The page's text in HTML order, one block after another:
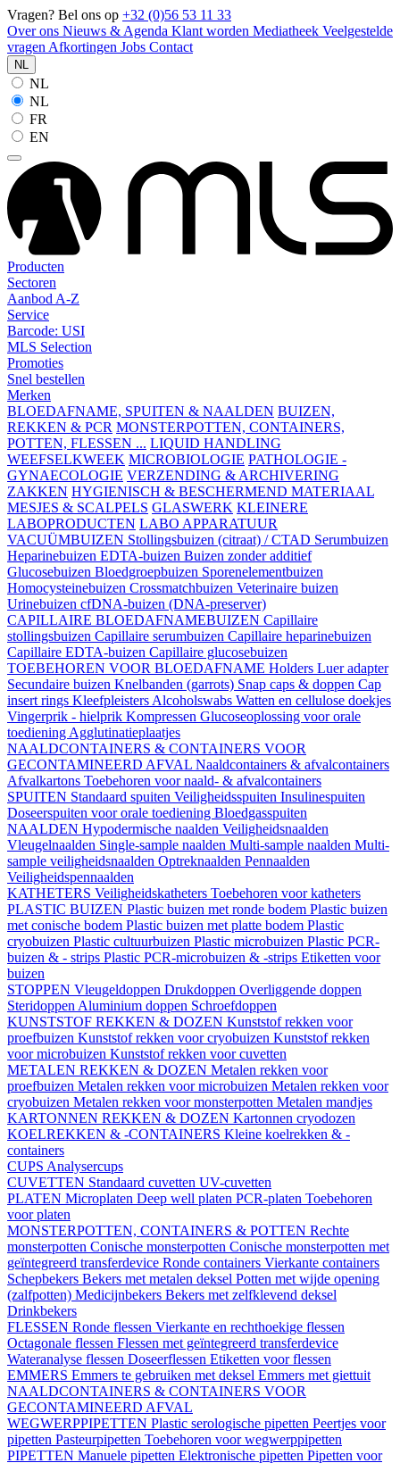
Vragen? Bel ons op +32 (0)56 53 11 33
Over ons Nieuws & Agenda Klant worden Mediatheek Veelgestelde
vragen Afkortingen Jobs Contact
NL
NL
NL
FR
EN
Producten
Sectoren
Aanbod A-Z
Service
Barcode: USI
MLS Selection
Promoties
Snel bestellen
Merken
BLOEDAFNAME, SPUITEN & NAALDEN BUIZEN,
REKKEN & PCR MONSTERPOTTEN, CONTAINERS,
POTTEN, FLESSEN ... LIQUID HANDLING
WEEFSELKWEEK MICROBIOLOGIE PATHOLOGIE -
GYNAECOLOGIE VERZENDING & ARCHIVERING
ZAKKEN HYGIENISCH & BESCHERMEND MATERIAAL
MESJES & SCALPELS GLASWERK KLEINERE
LABOPRODUCTEN LABO APPARATUUR
VACUÜMBUIZEN Stollingsbuizen (citraat) / CTAD Serumbuizen
Heparinebuizen EDTA-buizen Buizen zonder additief
Glucosebuizen Bloedgroepbuizen Sporenelementbuizen
Homocysteinebuizen Crossmatchbuizen Veterinaire buizen
Urinebuizen cfDNA-buizen (DNA-preserver)
CAPILLAIRE BLOEDAFNAMEBUIZEN Capillaire
stollingsbuizen Capillaire serumbuizen Capillaire heparinebuizen
Capillaire EDTA-buizen Capillaire glucosebuizen
TOEBEHOREN VOOR BLOEDAFNAME Holders Luer adapter
Secundaire buizen Knelbanden (garrots) Snap caps & doppen Cap
insert rings Kleefpleisters Alcoholswabs Watten en cellulose doekjes
Vingerprik - hielprik Kompressen Glucoseoplossing voor orale
toediening Agglutinatieplaatjes
NAALDCONTAINERS & CONTAINERS VOOR
GECONTAMINEERD AFVAL Naaldcontainers & afvalcontainers
Afvalkartons Toebehoren voor naald- & afvalcontainers
SPUITEN Standaard spuiten Veiligheidsspuiten Insulinespuiten
Doseerspuiten voor orale toediening Bloedgasspuiten
NAALDEN Hypodermische naalden Veiligheidsnaalden
Vleugelnaalden Single-sample naalden Multi-sample naalden Multi-
sample veiligheidsnaalden Optreknaalden Pennaalden
Veiligheidspennaalden
KATHETERS Veiligheidskatheters Toebehoren voor katheters
PLASTIC BUIZEN Plastic buizen met ronde bodem Plastic buizen
met conische bodem Plastic buizen met platte bodem Plastic
cryobuizen Plastic cultuurbuizen Plastic microbuizen Plastic PCR-
buizen & - strips Plastic PCR-microbuizen & -strips Etiketten voor
buizen
STOPPEN Vleugeldoppen Drukdoppen Overliggende doppen
Steridoppen Aluminium doppen Schroefdoppen
KUNSTSTOF REKKEN & DOZEN Kunststof rekken voor
proefbuizen Kunststof rekken voor cryobuizen Kunststof rekken
voor microbuizen Kunststof rekken voor cuvetten
METALEN REKKEN & DOZEN Metalen rekken voor
proefbuizen Metalen rekken voor microbuizen Metalen rekken voor
cryobuizen Metalen rekken voor monsterpotten Metalen mandjes
KARTONNEN REKKEN & DOZEN Kartonnen cryodozen
KOELREKKEN & -CONTAINERS Kleine koelrekken & -
containers
CUPS Analysercups
CUVETTEN Standaard cuvetten UV-cuvetten
PLATEN Microplaten Deep well platen PCR-platen Toebehoren
voor platen
MONSTERPOTTEN, CONTAINERS & POTTEN Rechte
monsterpotten Conische monsterpotten Conische monsterpotten met
geïntegreerd transferdevice Ronde containers Vierkante containers
Schepbekers Bekers met metalen deksel Potten met wijde opening
(zalfpotten) Medicijnbekers Bekers met zelfklevend deksel
Drinkbekers
FLESSEN Ronde flessen Vierkante en rechthoekige flessen
Octagonale flessen Flessen met geïntegreerd transferdevice
Wateranalyse flessen Doseerflessen Etiketten voor flessen
EMMERS Emmers te gebruiken met deksel Emmers met giettuit
NAALDCONTAINERS & CONTAINERS VOOR
GECONTAMINEERD AFVAL
WEGWERPPIPETTEN Plastic serologische pipetten Peertjes voor
pipetten Pasteurpipetten Toebehoren voor wegwerppipetten
PIPETTEN Manuele pipetten Elektronische pipetten Pipetten voor